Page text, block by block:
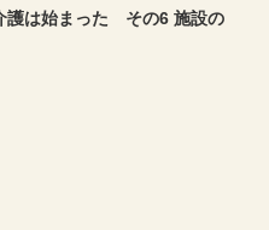
護は始まった その6 施設の